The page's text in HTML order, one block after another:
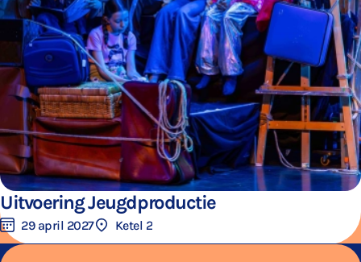
Uitvoering Jeugdproductie
29 april 2027 Ketel 2